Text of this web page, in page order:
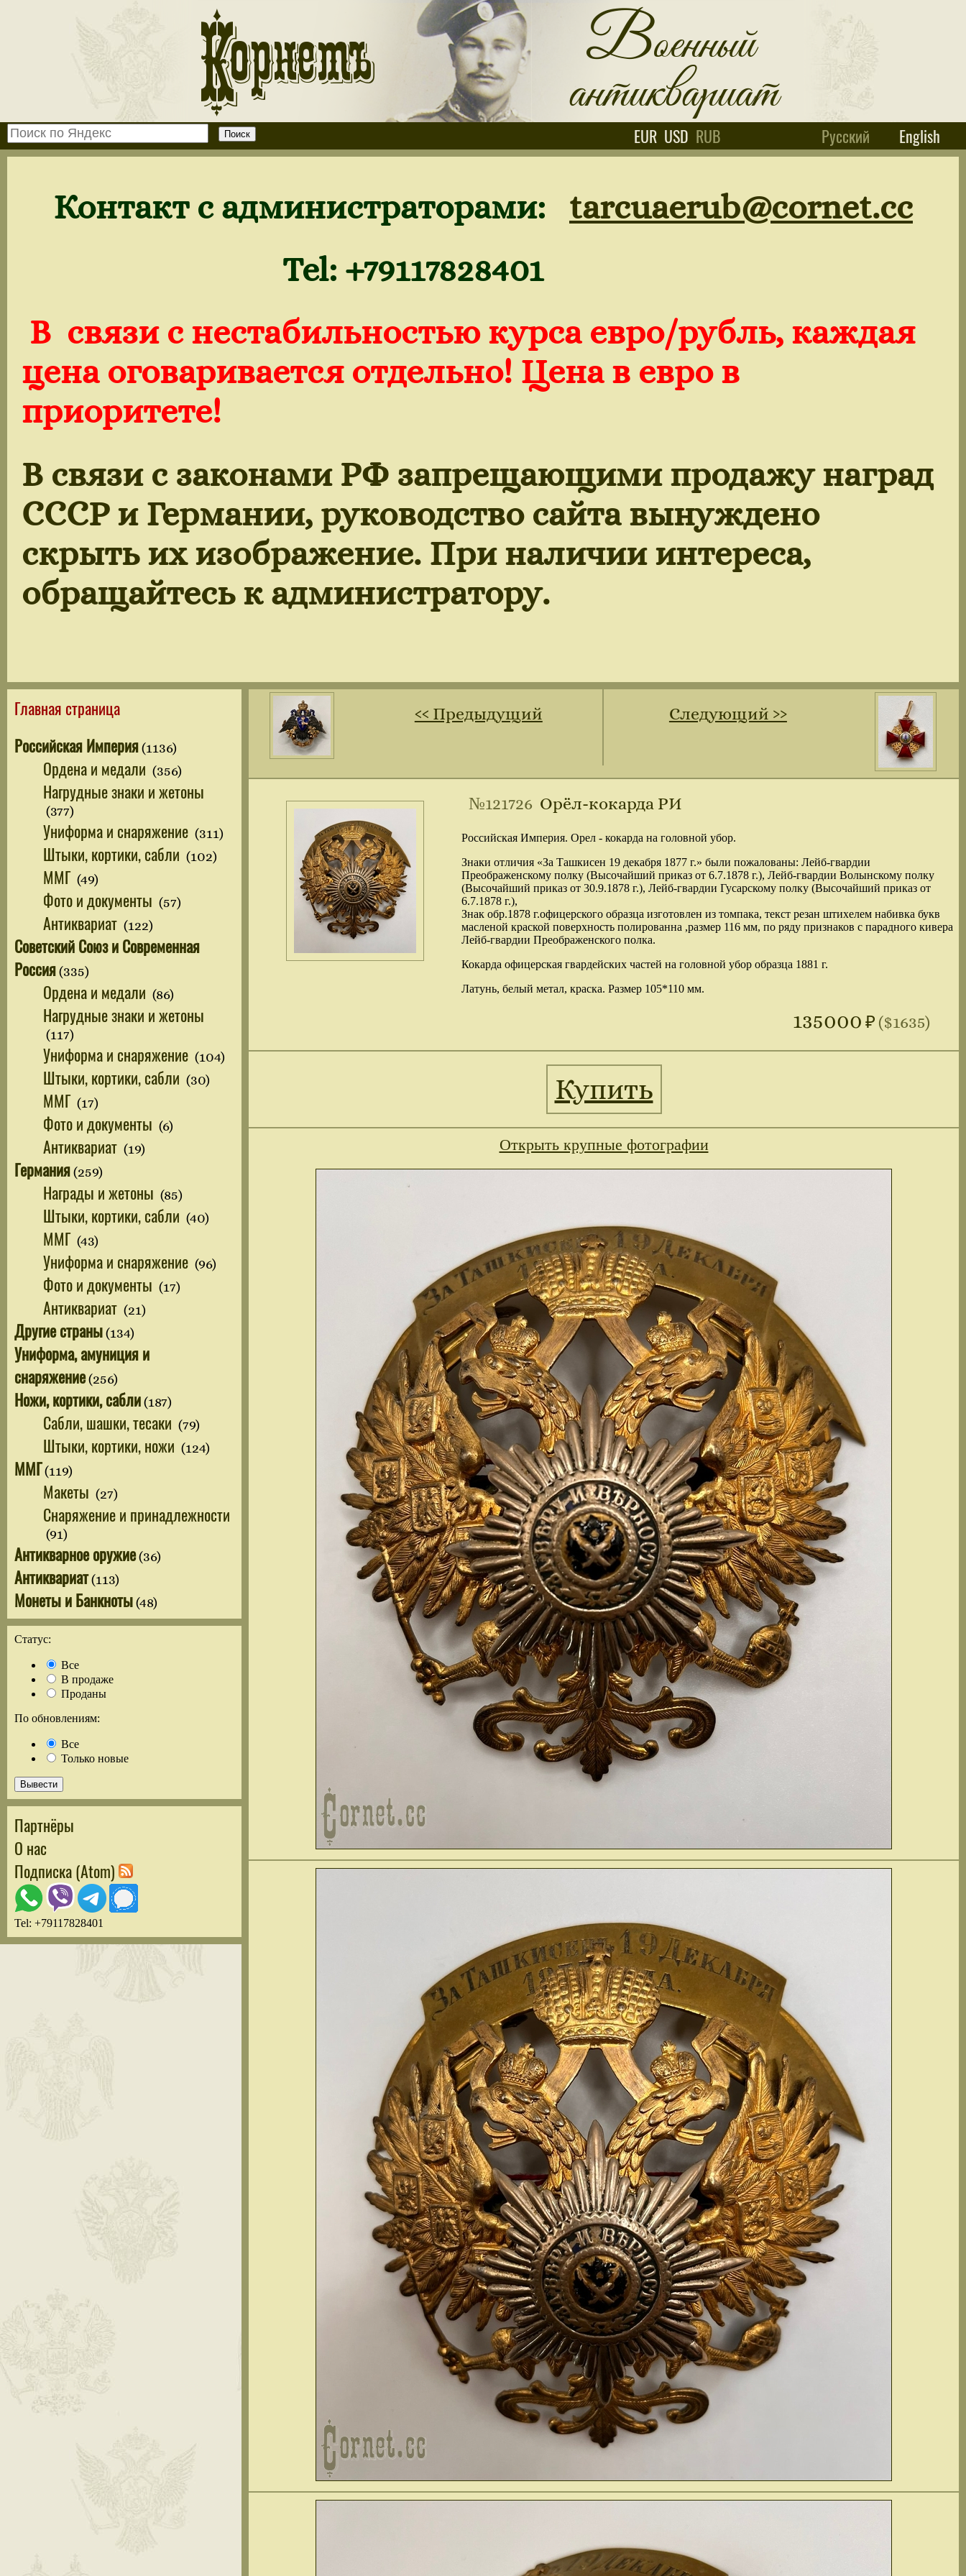
Русский English
EUR USD RUB
Контакт с администраторами: tarcuaerub@cornet.cc
Tel: +79117828401
В связи с нестабильностью курса евро/рубль, каждая
цена оговаривается отдельно! Цена в евро в
приоритете!
В связи с законами РФ запрещающими продажу наград
СССР и Германии, руководство сайта вынуждено
скрыть их изображение. При наличии интереса,
обращайтесь к администратору.
Следующий ››
‹‹ Предыдущий
№121726 Орёл-кокарда РИ
Российская Империя. Орел - кокарда на головной убор.
Знаки отличия «За Ташкисен 19 декабря 1877 г.» были пожалованы: Лейб-гвардии
Преображенскому полку (Высочайший приказ от 6.7.1878 г.), Лейб-гвардии Волынскому полку
(Высочайший приказ от 30.9.1878 г.), Лейб-гвардии Гусарскому полку (Высочайший приказ от
6.7.1878 г.),
Знак обр.1878 г.офицерского образца изготовлен из томпака, текст резан штихелем набивка букв
масленой краской поверхность полированна ,размер 116 мм, по ряду признаков с парадного кивера
Лейб-гвардии Преображенского полка.
Кокарда офицерская гвардейских частей на головной убор образца 1881 г.
Латунь, белый метал, краска. Размер 105*110 мм.
135000 ₽ ($1635)
Купить
Открыть крупные фотографии
Главная страница
Российская Империя(1136)
Ордена и медали (356)
Нагрудные знаки и жетоны
(377)
Униформа и снаряжение (311)
Штыки, кортики, сабли (102)
ММГ (49)
Фото и документы (57)
Антиквариат (122)
Советский Союз и Современная
Россия(335)
Ордена и медали (86)
Нагрудные знаки и жетоны
(117)
Униформа и снаряжение (104)
Штыки, кортики, сабли (30)
ММГ (17)
Фото и документы (6)
Антиквариат (19)
Германия(259)
Награды и жетоны (85)
Штыки, кортики, сабли (40)
ММГ (43)
Униформа и снаряжение (96)
Фото и документы (17)
Антиквариат (21)
Другие страны(134)
Униформа, амуниция и
снаряжение(256)
Ножи, кортики, сабли(187)
Сабли, шашки, тесаки (79)
Штыки, кортики, ножи (124)
ММГ(119)
Макеты (27)
Снаряжение и принадлежности
(91)
Антикварное оружие(36)
Антиквариат(113)
Монеты и Банкноты(48)
Статус:
Все
В продаже
Проданы
По обновлениям:
Все
Только новые
Партнёры
О нас
Подписка (Atom)
Tel: +79117828401